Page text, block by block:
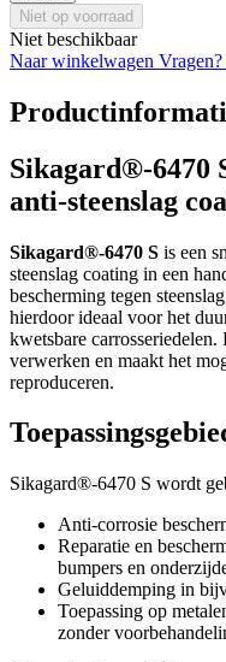
Niet op voorraad
Niet beschikbaar
Naar winkelwagen
Sikagard®-6470
anti-steenslag
Sikagard®-6470 S is een
steenslag coating in een
bescherming tegen
hierdoor ideaal voor het
kwetsbare
verwerken en maakt het
reproduceren.
Sikagard®-6470 S wordt
Anti-corrosie
Reparatie en
bumpers en
Geluiddemping in
Toepassing op
zonder